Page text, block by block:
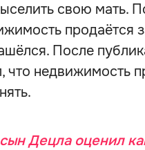
свою мать.
продаётся
После
что недвижимость
Децла оценил